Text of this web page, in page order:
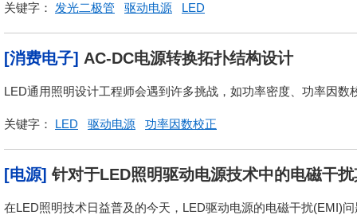
关键字： 发光二极管 驱动电源 LED
[消费电子] AC-DC电源转换拓扑结构设计
LED通用照明设计工程师会遇到许多挑战，如功率密度、功率因数
关键字： LED 驱动电源 功率因数校正
[电源] 针对于LED照明驱动电源技术中的电磁干
在LED照明技术日益普及的今天，LED驱动电源的电磁干扰(EMI)